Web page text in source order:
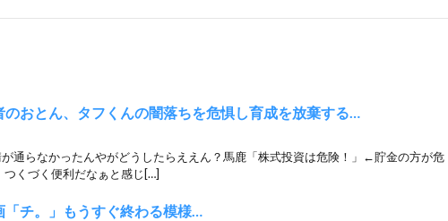
のおとん、タフくんの闇落ちを危惧し育成を放棄する…
通らなかったんやがどうしたらええん？馬鹿「株式投資は危険！」←貯金の方が危
くづく便利だなぁと感じ[…]
「チ。」もうすぐ終わる模様…